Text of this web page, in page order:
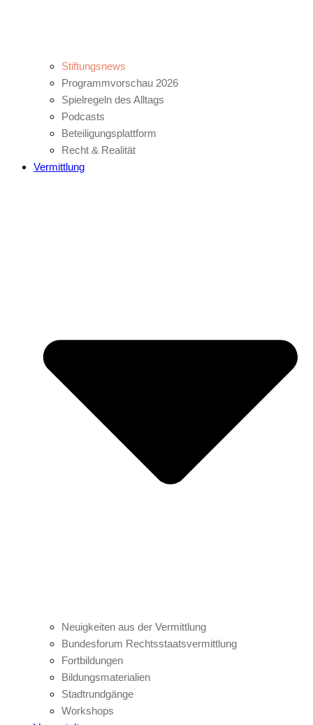
Stiftungsnews
Programmvorschau 2026
Spielregeln des Alltags
Podcasts
Beteiligungsplattform
Recht & Realität
Vermittlung
Neuigkeiten aus der Vermittlung
Bundesforum Rechtsstaatsvermittlung
Fortbildungen
Bildungsmaterialien
Stadtrundgänge
Workshops